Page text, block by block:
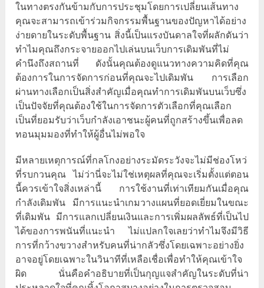
ในทางตรงกันข้ามกับการประชุมโดยการเปลี่ยนเส้นทาง
คุณจะสามารถเข้าร่วมกิจกรรมพื้นฐานของปัญหาได้อย่าง
ง่ายดายในระดับพื้นฐาน สิ่งนี้เป็นแรงบันดาลใจที่ผลักดันว่า
ทำไมคุณถึงกระจายออกไปเล่นบนเว็บการเดิมพันที่ไม่
คำนึงถึงสถานที่ ดังนั้นคุณต้องดูแนวทางความคิดที่คุณ
ต้องการในการจัดการก่อนที่คุณจะไปเดิมพัน การเลือก
ผ่านทางเลือกเป็นสิ่งสำคัญเมื่อคุณทำการเดิมพันบนเว็บซึ่ง
เป็นปัจจัยที่คุณต้องใช้ในการจัดการตัวเลือกที่คุณเลือก
เป็นที่ยอมรับว่าเว็บกำลังเอาชนะผู้คนที่ถูกสร้างขึ้นเพื่อลด
ทอนมุมมองที่ทำให้ผู้อื่นไม่พอใจ
มีหลายเหตุการณ์ที่กลโกงอย่างระมัดระวังจะไม่มีช่องโหว่
ที่รบกวนคุณ ไม่ว่านี่จะไม่ใช่เหตุผลที่คุณจะเริ่มตั้งแต่ตอน
นี้ควรเข้าใจสิ่งเหล่านี้ การใช้งานที่เท่าเทียมกันเมื่อคุณ
กำลังเดิมพัน มีการแนะนำเกมวางแผนที่ยอดเยี่ยมในขณะ
ที่เดิมพัน มีการแลกเปลี่ยนเงินและการเพิ่มผลลัพธ์ที่เป็นไป
ได้ของการพนันที่แนะนำ ไม่แปลกใจเลยว่าทำไมจึงมีวิธี
การที่กว้างขวางสำหรับคนที่น่ากลัวซึ่งโดยเฉพาะอย่างยิ่ง
อาจอยู่โดยเฉพาะในวินาทีที่เหลือเชื่อเพื่อทำให้คุณเข้าใจ
ผิด นั่นคือคำอธิบายที่เป็นกุญแจสำคัญในระดับที่น่า